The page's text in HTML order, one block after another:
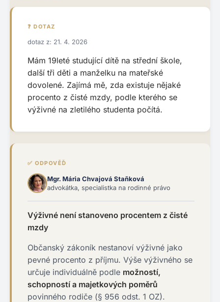
❓ DOTAZ
dotaz z: 21. 4. 2026
Mám 19leté studující dítě na střední škole,
další tři děti a manželku na mateřské
dovolené. Zajímá mě, zda existuje nějaké
procento z čisté mzdy, podle kterého se
výživné na zletilého studenta počítá.
✅ ODPOVĚĎ
Mgr. Mária Chvajová Staňková
advokátka, specialistka na rodinné právo
Výživné není stanoveno procentem z čisté
mzdy
Občanský zákoník nestanoví výživné jako
pevné procento z příjmu. Výše výživného se
určuje individuálně podle možností,
schopností a majetkových poměrů
povinného rodiče (§ 956 odst. 1 OZ).